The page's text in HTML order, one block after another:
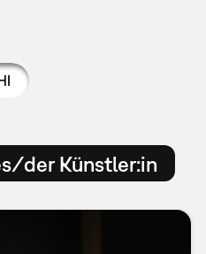
der Künstler:in